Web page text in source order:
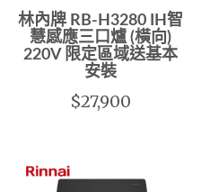
林內牌 RB-H3280 IH智
慧感應三口爐 (橫向)
220V 限定區域送基本
安裝
$27,900